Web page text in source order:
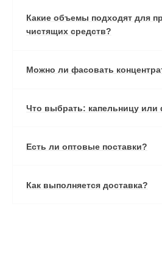
Какие объемы подходят для
чистящих средств?
Можно ли фасовать
Что выбрать: капельницу или
Есть ли оптовые поставки?
Как выполняется доставка?